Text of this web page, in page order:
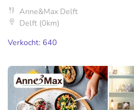
Anne&Max Delft
Delft (0km)
Verkocht: 640